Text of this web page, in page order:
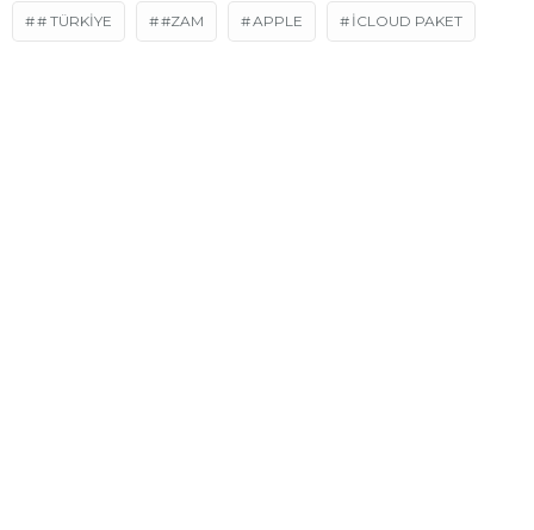
# TÜRKIYE #ZAM APPLE İCLOUD PAKET